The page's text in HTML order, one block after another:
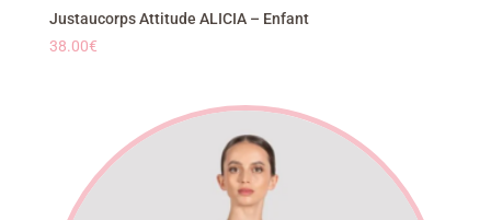
Justaucorps Attitude ALICIA – Enfant
38.00€